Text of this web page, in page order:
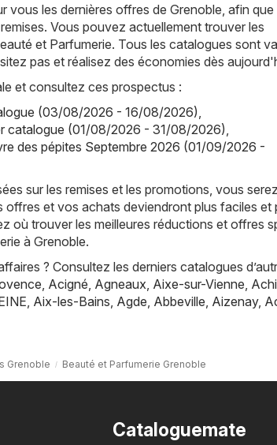
vous les dernières offres de Grenoble, afin
Vous pouvez actuellement trouver les
et Parfumerie. Tous les catalogues sont
pas et réalisez des économies dès
et consultez ces prospectus :
(03/08/2026 - 16/08/2026)
catalogue (01/08/2026 - 31/08/2026)
des pépites Septembre 2026 (01/09/2026 -
sur les remises et les promotions, vous
offres et vos achats deviendront plus faciles et
où trouver les meilleures réductions et offres
à Grenoble.
? Consultez les derniers catalogues
Acigné Agneaux Aixe-sur-Vienne
Aix-les-Bains Agde Abbeville Aizenay,
Grenoble Beauté et Parfumerie Grenoble
Cataloguemate